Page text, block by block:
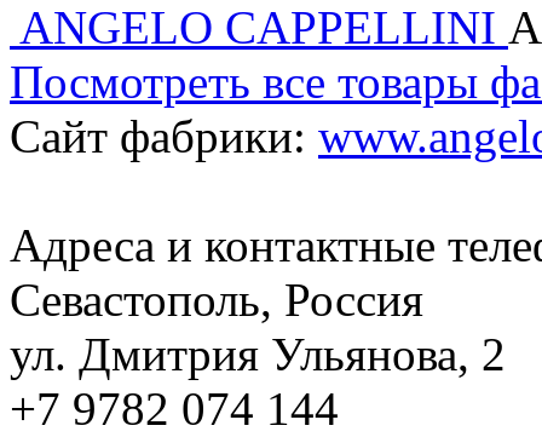
ANGELO CAPPELLINI
Посмотреть все товары
Сайт фабрики:
Адреса и контактные
Севастополь, Россия
ул. Дмитрия Ульянова, 2
+7 9782 074 144